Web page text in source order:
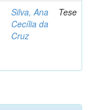
Silva, Ana
Cecília da
Cruz
Tese